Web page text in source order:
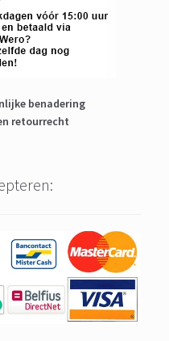
benadering
retourrecht